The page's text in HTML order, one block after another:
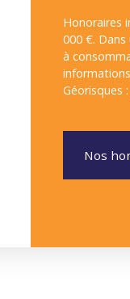
Honoraires
000 €.
à
Géorisques
Nos